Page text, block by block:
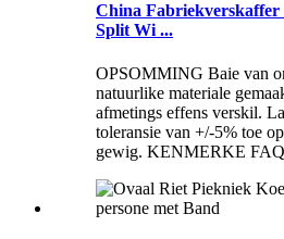
China
Split Wi ...
OPSOMMING Baie van
natuurlike materiale
afmetings effens verskil.
toleransie van +/-5% toe
gewig. KENMERKE FAQ